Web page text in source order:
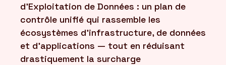
d'Exploitation de Données : un plan de
contrôle unifié qui rassemble les
écosystèmes d'infrastructure, de données
et d'applications — tout en réduisant
drastiquement la surcharge